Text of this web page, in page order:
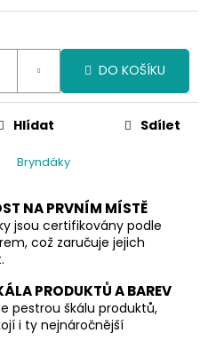
DO KOŠÍKU
Bryndáky
Hlídat Sdílet
NA PRVNÍM MÍSTĚ
jsou certifikovány podle
což zaručuje jejich
PRODUKTŮ A BAREV
pestrou škálu produktů,
i ty nejnáročnější